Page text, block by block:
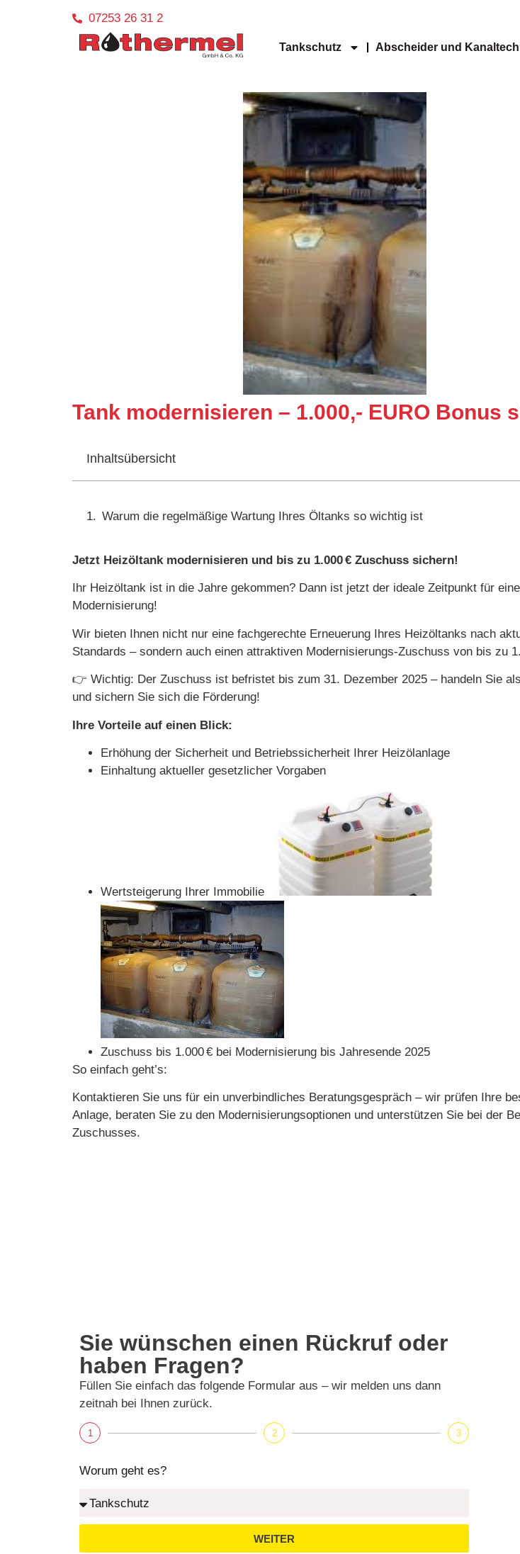
07253 26 31 2
Tankschutz Abscheider und
Tank modernisieren – 1.000,- EURO Bonus
Inhaltsübersicht
Warum die regelmäßige Wartung Ihres Öltanks so wichtig ist
Jetzt Heizöltank modernisieren und bis zu 1.000 € Zuschuss sichern!
Ihr Heizöltank ist in die Jahre gekommen? Dann ist jetzt der ideale Zeitpunkt für eine
Modernisierung!
Wir bieten Ihnen nicht nur eine fachgerechte Erneuerung Ihres Heizöltanks nach
Standards – sondern auch einen attraktiven Modernisierungs-Zuschuss von bis zu
👉 Wichtig: Der Zuschuss ist befristet bis zum 31. Dezember 2025 – handeln Sie
und sichern Sie sich die Förderung!
Ihre Vorteile auf einen Blick:
Erhöhung der Sicherheit und Betriebssicherheit Ihrer Heizölanlage
Einhaltung aktueller gesetzlicher Vorgaben
Wertsteigerung Ihrer Immobilie
Zuschuss bis 1.000 € bei Modernisierung bis Jahresende 2025
So einfach geht’s:
Kontaktieren Sie uns für ein unverbindliches Beratungsgespräch – wir prüfen Ihre
Anlage, beraten Sie zu den Modernisierungsoptionen und unterstützen Sie bei der
Zuschusses.
Sie wünschen einen Rückruf oder
haben Fragen?
Füllen Sie einfach das folgende Formular aus – wir melden uns dann
zeitnah bei Ihnen zurück.
1 2 3
Worum geht es?
WEITER